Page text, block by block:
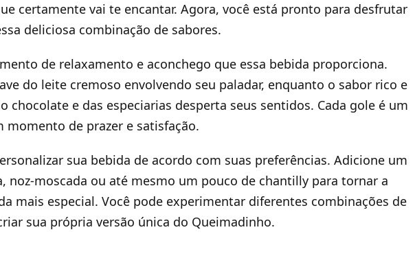
certamente vai te encantar. Agora, você está pronto para desfrutar
deliciosa combinação de sabores.
de relaxamento e aconchego que essa bebida proporciona.
do leite cremoso envolvendo seu paladar, enquanto o sabor rico e
chocolate e das especiarias desperta seus sentidos. Cada gole é um
momento de prazer e satisfação.
sua bebida de acordo com suas preferências. Adicione um
noz-moscada ou até mesmo um pouco de chantilly para tornar a
mais especial. Você pode experimentar diferentes combinações de
sua própria versão única do Queimadinho.